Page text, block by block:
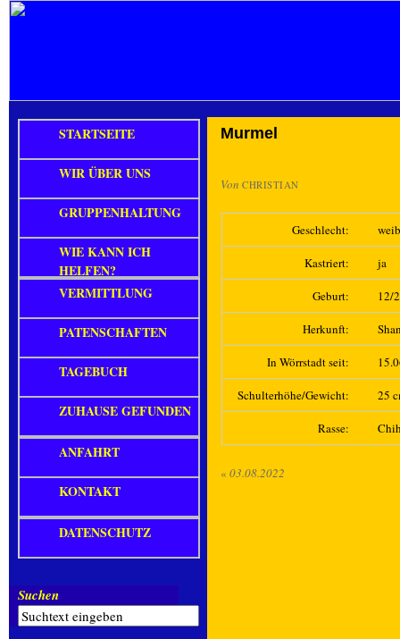
Murmel
Von CHRISTIAN
Geschlecht:
Kastriert: ja
Geburt: 12/
Herkunft:
In Wörrstadt seit:
Schulterhöhe/Gewicht: 25
Rasse:
« 03.08.2022
STARTSEITE
WIR ÜBER UNS
GRUPPENHALTUNG
WIE KANN ICH
HELFEN?
VERMITTLUNG
PATENSCHAFTEN
TAGEBUCH
ZUHAUSE GEFUNDEN
ANFAHRT
KONTAKT
DATENSCHUTZ
Suchen